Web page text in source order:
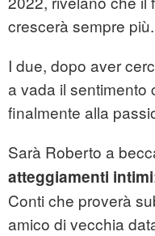
crescerà sempre più.
I due, dopo aver
a vada il sentimento
finalmente alla
Sarà Roberto a
atteggiamenti intimi
Conti che proverà
amico di vecchia